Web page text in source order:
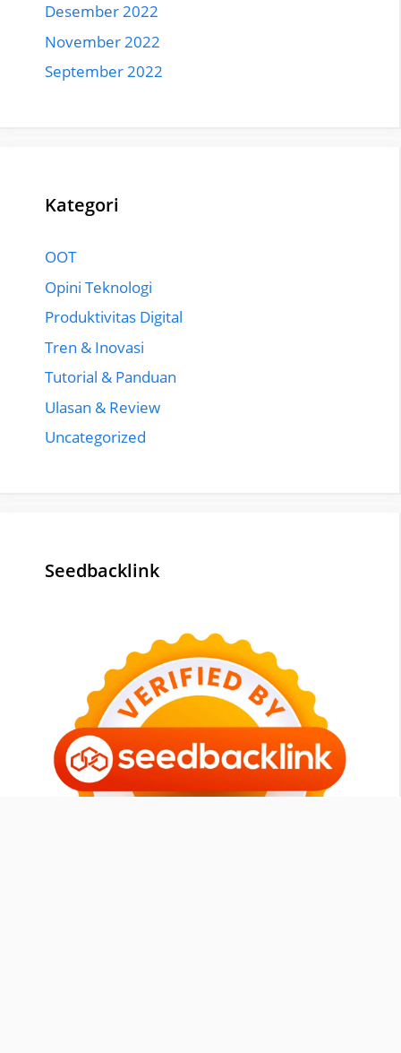
Desember 2022
November 2022
September 2022
Kategori
OOT
Opini Teknologi
Produktivitas Digital
Tren & Inovasi
Tutorial & Panduan
Ulasan & Review
Uncategorized
Seedbacklink